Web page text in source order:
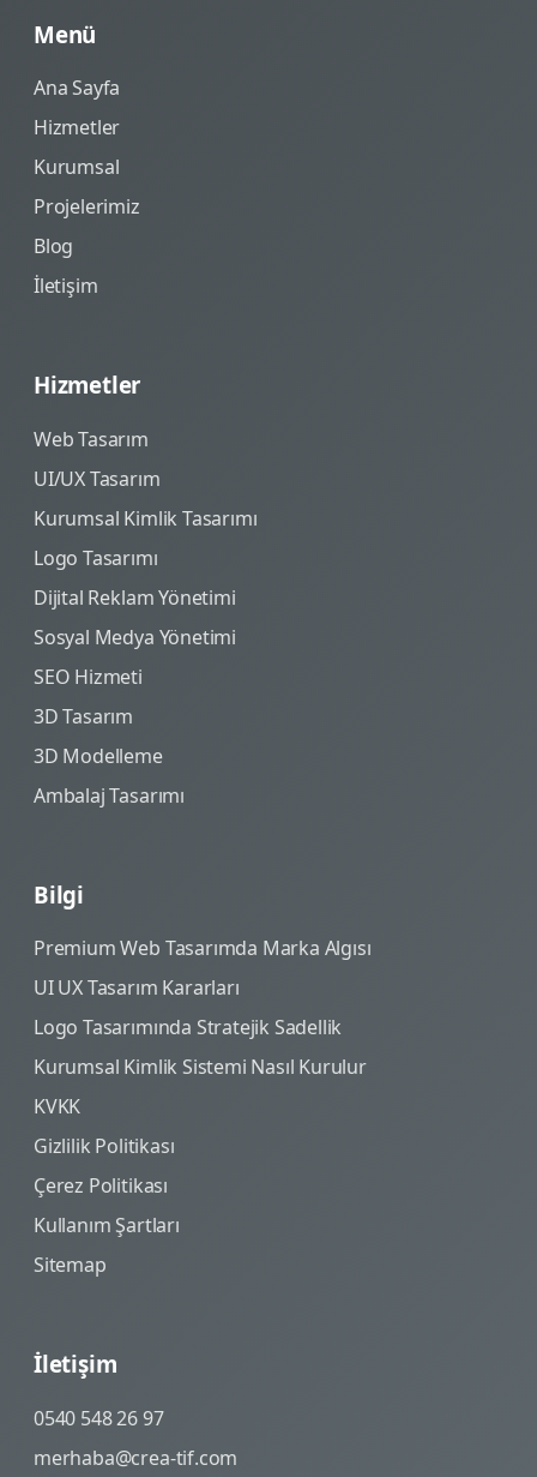
Menü
Ana Sayfa
Hizmetler
Kurumsal
Projelerimiz
Blog
İletişim
Hizmetler
Web Tasarım
UI/UX Tasarım
Kurumsal Kimlik Tasarımı
Logo Tasarımı
Dijital Reklam Yönetimi
Sosyal Medya Yönetimi
SEO Hizmeti
3D Tasarım
3D Modelleme
Ambalaj Tasarımı
Bilgi
Premium Web Tasarımda Marka Algısı
UI UX Tasarım Kararları
Logo Tasarımında Stratejik Sadellik
Kurumsal Kimlik Sistemi Nasıl Kurulur
KVKK
Gizlilik Politikası
Çerez Politikası
Kullanım Şartları
Sitemap
İletişim
0540 548 26 97
merhaba@crea-tif.com